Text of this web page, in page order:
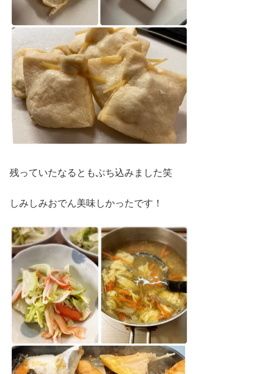
残っていたなるともぶち込みました笑
しみしみおでん美味しかったです！